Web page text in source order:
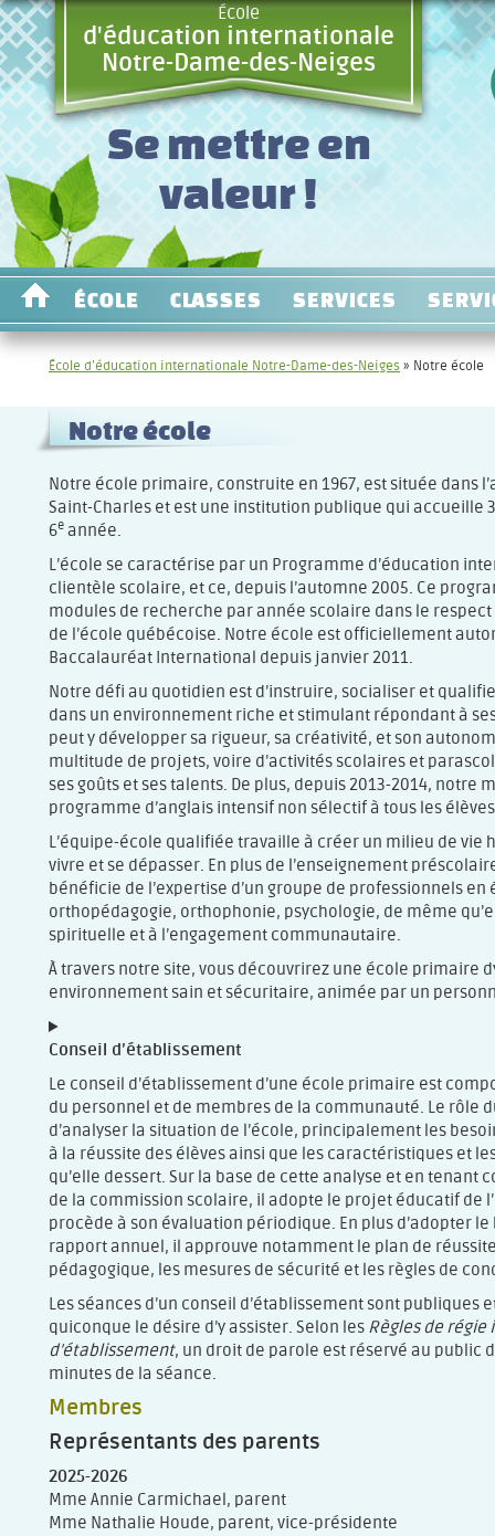
École
d'éducation internationale
Notre-Dame-des-Neiges
Se mettre en
valeur !
ÉCOLE CLASSES SERVICES
École d’éducation internationale Notre-Dame-des-Neiges » Notre école
Notre école
Notre école primaire, construite en 1967, est située dans
Saint-Charles et est une institution publique qui accueille
6e année.
L’école se caractérise par un Programme d’éducation
clientèle scolaire, et ce, depuis l’automne 2005. Ce
modules de recherche par année scolaire dans le
de l’école québécoise. Notre école est officiellement
Baccalauréat International depuis janvier 2011.
Notre défi au quotidien est d’instruire, socialiser et
dans un environnement riche et stimulant répondant à
peut y développer sa rigueur, sa créativité, et son
multitude de projets, voire d’activités scolaires et
ses goûts et ses talents. De plus, depuis 2013-2014, notre
programme d’anglais intensif non sélectif à tous les
L’équipe-école qualifiée travaille à créer un milieu de vie
vivre et se dépasser. En plus de l’enseignement
bénéficie de l’expertise d’un groupe de professionnels
orthopédagogie, orthophonie, psychologie, de même
spirituelle et à l’engagement communautaire.
À travers notre site, vous découvrirez une école primaire
environnement sain et sécuritaire, animée par un
Conseil d’établissement
Le conseil d’établissement d’une école primaire est
du personnel et de membres de la communauté. Le rôle
d’analyser la situation de l’école, principalement les
à la réussite des élèves ainsi que les caractéristiques et
qu’elle dessert. Sur la base de cette analyse et en tenant
de la commission scolaire, il adopte le projet éducatif de
procède à son évaluation périodique. En plus d’adopter le
rapport annuel, il approuve notamment le plan de
pédagogique, les mesures de sécurité et les règles de
Les séances d’un conseil d’établissement sont publiques
quiconque le désire d’y assister. Selon les Règles de régie
d’établissement, un droit de parole est réservé au public
minutes de la séance.
Membres
Représentants des parents
2025-2026
Mme Annie Carmichael, parent
Mme Nathalie Houde, parent, vice-présidente